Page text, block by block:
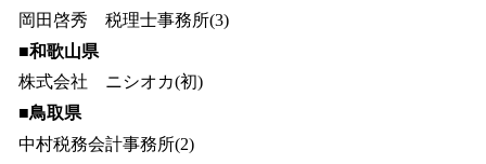
岡田啓秀 税理士事務所(3)
■和歌山県
株式会社 ニシオカ(初)
■鳥取県
中村税務会計事務所(2)